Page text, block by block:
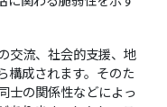
交流、社会的支援、地
構成されます。そのた
士の関係性などによっ